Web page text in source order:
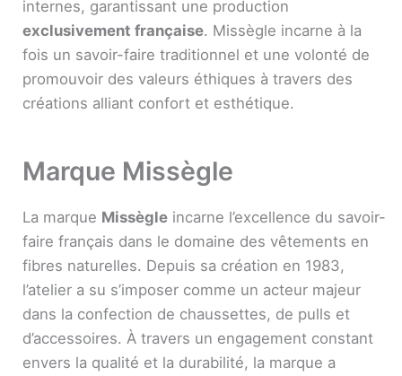
internes, garantissant une production
exclusivement française. Missègle incarne à la
fois un savoir-faire traditionnel et une volonté de
promouvoir des valeurs éthiques à travers des
créations alliant confort et esthétique.
Marque Missègle
La marque Missègle incarne l’excellence du savoir-
faire français dans le domaine des vêtements en
fibres naturelles. Depuis sa création en 1983,
l’atelier a su s’imposer comme un acteur majeur
dans la confection de chaussettes, de pulls et
d’accessoires. À travers un engagement constant
envers la qualité et la durabilité, la marque a